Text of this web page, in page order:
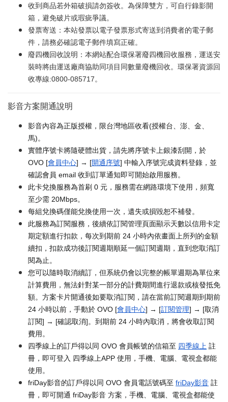
收到商品若外箱破損請勿簽收。為保障雙方，可自行錄影開
箱，避免破片或瑕疵爭議。
發票寄送：本站發票以電子發票形式寄送到消費者的電子郵
件，請務必確認電子郵件填寫正確。
廢四機回收說明：本網站配合環保署廢四機回收服務，運送安
裝時將由運送廠商協助同項目同數量廢機回收。環保署資源回
收專線:0800-085717。
影音方案開通說明
影音內容為正版授權，限台灣地區收看(授權台、澎、金、
馬)。
實體序號卡將隨硬體出貨，請先將序號卡上銀漆刮開，於
OVO [會員中心] → [開通序號] 中輸入序號完成資料登錄，並
確認會員 email 收到訂單通知即可開始啟用服務。
此卡兌換服務為首刷 0 元，服務需在網路環境下使用，頻寬
至少需 20Mbps。
每組兌換碼僅能兌換使用一次，遺失或損毀恕不補發。
此服務為訂閱服務，後續依訂閱管理頁面顯示天數以信用卡定
期定額進行扣款，每次到期前 24 小時內依畫面上所列的金額
續扣，扣款成功後訂閱週期順延一個訂閱週期，直到您取消訂
閱為止。
您可以隨時取消續訂，但系統仍會以完整的帳單週期為單位來
計算費用，無法針對某一部分的計費期間進行退款或核發抵免
額。方案卡片開通後如要取消訂閱，請在當前訂閱週期到期前
24 小時以前，手動於 OVO [會員中心] → [訂閱管理] → [取消
訂閱] → [確認取消]。到期前 24 小時內取消，將會收取訂閱
費用。
四季線上的訂戶得以同 OVO 會員帳號的信箱至 四季線上 註
冊，即可登入 四季線上APP 使用，手機、電腦、電視盒都能
使用。
friDay影音的訂戶得以同 OVO 會員電話號碼至 friDay影音 註
冊，即可開通 friDay影音 方案，手機、電腦、電視盒都能使